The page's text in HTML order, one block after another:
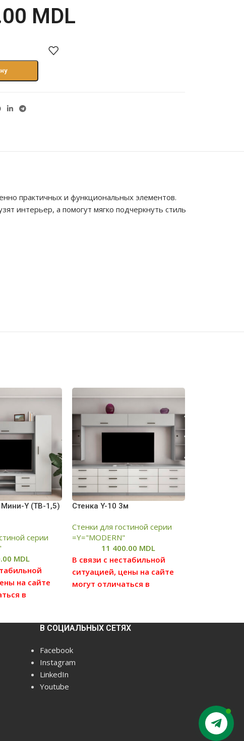
MDL
практичных и функциональных элементов.
интерьер, а помогут мягко подчеркнуть стиль
Мини-Y (ТВ-1,5)
серии
MDL
на сайте
в
цену у
связаться с
которые
Стенка Y-10 3м
Стенки для гостиной серии
=Y="MODERN"
11 400.00 MDL
В связи с нестабильной
ситуацией, цены на сайте
могут отличаться в
просим вас уточнять цену у
наших менеджеров, для
В СОЦИАЛЬНЫХ СЕТЯХ
Facebook
Instagram
LinkedIn
Youtube
Contact us